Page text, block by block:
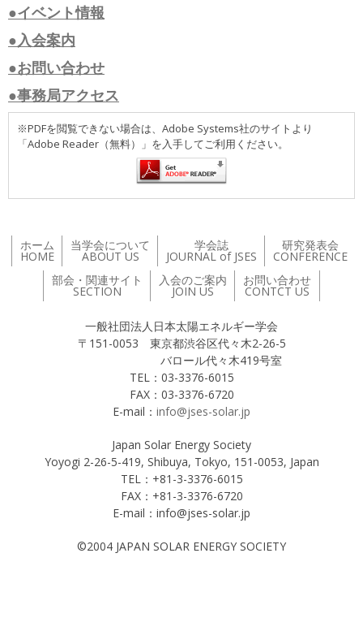
●イベント情報
●入会案内
●お問い合わせ
●事務局アクセス
※PDFを閲覧できない場合は、Adobe Systems社のサイトより
「Adobe Reader（無料）」を入手してご利用ください。
ホーム
HOME
当学会について
ABOUT US
学会誌
JOURNAL of JSES
研究発表会
CONFERENCE
部会・関連サイト
SECTION
入会のご案内
JOIN US
お問い合わせ
CONTCT US
一般社団法人日本太陽エネルギー学会
〒151-0053 東京都渋谷区代々木2-26-5
バロール代々木419号室
TEL：03-3376-6015
FAX：03-3376-6720
E-mail： info@jses-solar.jp
Japan Solar Energy Society
Yoyogi 2-26-5-419, Shibuya, Tokyo, 151-0053, Japan
TEL：+81-3-3376-6015
FAX：+81-3-3376-6720
E-mail：info@jses-solar.jp
©2004 JAPAN SOLAR ENERGY SOCIETY